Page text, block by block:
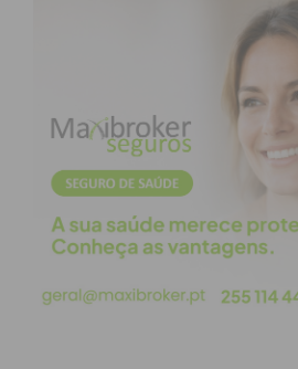
obtenha de forma
atualizada.
Eu li e concordo com
condições